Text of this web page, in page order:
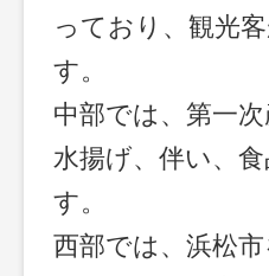
っており、観光
す。
中部では、第一
水揚げ、伴い、
す。
西部では、浜松